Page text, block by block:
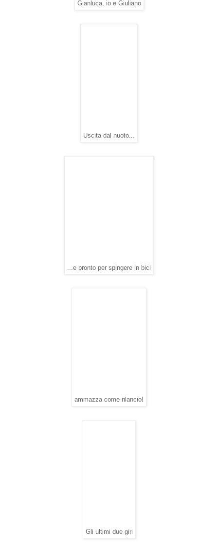
Gianluca, io e Giuliano
Uscita dal nuoto...
...e pronto per spingere in bici
ammazza come rilancio!
Gli ultimi due giri